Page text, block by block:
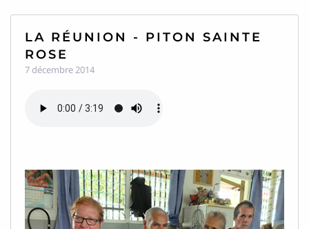
LA RÉUNION - PITON SAINTE
ROSE
7 décembre 2014